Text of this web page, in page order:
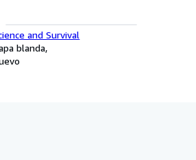
and Survival
blanda